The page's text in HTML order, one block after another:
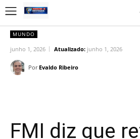
MUNDO
junho 1, 2026 Atualizado: junho 1, 2026
Por Evaldo Ribeiro
FMI diz que